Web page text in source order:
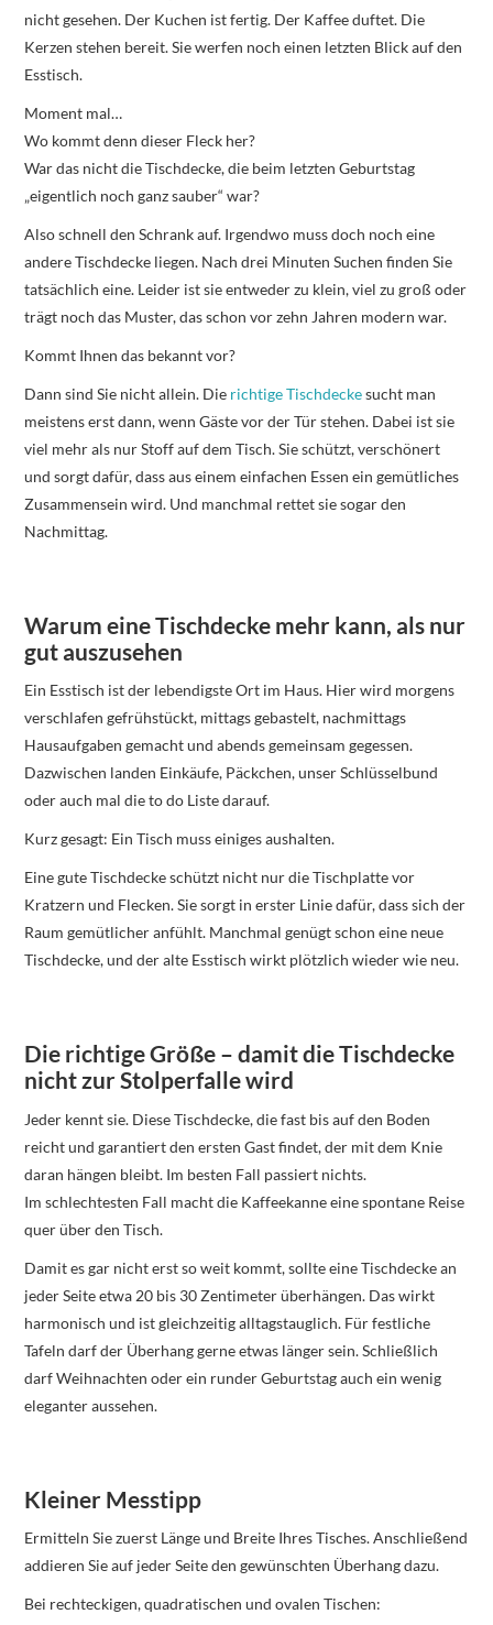
nicht gesehen. Der Kuchen ist fertig. Der Kaffee duftet. Die
Kerzen stehen bereit. Sie werfen noch einen letzten Blick auf den
Esstisch.
Moment mal…
Wo kommt denn dieser Fleck her?
War das nicht die Tischdecke, die beim letzten Geburtstag
„eigentlich noch ganz sauber“ war?
Also schnell den Schrank auf. Irgendwo muss doch noch eine
andere Tischdecke liegen. Nach drei Minuten Suchen finden Sie
tatsächlich eine. Leider ist sie entweder zu klein, viel zu groß oder
trägt noch das Muster, das schon vor zehn Jahren modern war.
Kommt Ihnen das bekannt vor?
Dann sind Sie nicht allein. Die richtige Tischdeckesucht man
meistens erst dann, wenn Gäste vor der Tür stehen. Dabei ist sie
viel mehr als nur Stoff auf dem Tisch. Sie schützt, verschönert
und sorgt dafür, dass aus einem einfachen Essen ein gemütliches
Zusammensein wird. Und manchmal rettet sie sogar den
Nachmittag.
Warum eine Tischdecke mehr kann, als nur
gut auszusehen
Ein Esstisch ist der lebendigste Ort im Haus. Hier wird morgens
verschlafen gefrühstückt, mittags gebastelt, nachmittags
Hausaufgaben gemacht und abends gemeinsam gegessen.
Dazwischen landen Einkäufe, Päckchen, unser Schlüsselbund
oder auch mal die to do Liste darauf.
Kurz gesagt: Ein Tisch muss einiges aushalten.
Eine gute Tischdecke schützt nicht nur die Tischplatte vor
Kratzern und Flecken. Sie sorgt in erster Linie dafür, dass sich der
Raum gemütlicher anfühlt. Manchmal genügt schon eine neue
Tischdecke, und der alte Esstisch wirkt plötzlich wieder wie neu.
Die richtige Größe – damit die Tischdecke
nicht zur Stolperfalle wird
Jeder kennt sie. Diese Tischdecke, die fast bis auf den Boden
reicht und garantiert den ersten Gast findet, der mit dem Knie
daran hängen bleibt. Im besten Fall passiert nichts.
Im schlechtesten Fall macht die Kaffeekanne eine spontane Reise
quer über den Tisch.
Damit es gar nicht erst so weit kommt, sollte eine Tischdecke an
jeder Seite etwa 20 bis 30 Zentimeter überhängen. Das wirkt
harmonisch und ist gleichzeitig alltagstauglich. Für festliche
Tafeln darf der Überhang gerne etwas länger sein. Schließlich
darf Weihnachten oder ein runder Geburtstag auch ein wenig
eleganter aussehen.
Kleiner Messtipp
Ermitteln Sie zuerst Länge und Breite Ihres Tisches. Anschließend
addieren Sie auf jeder Seite den gewünschten Überhang dazu.
Bei rechteckigen, quadratischen und ovalen Tischen: